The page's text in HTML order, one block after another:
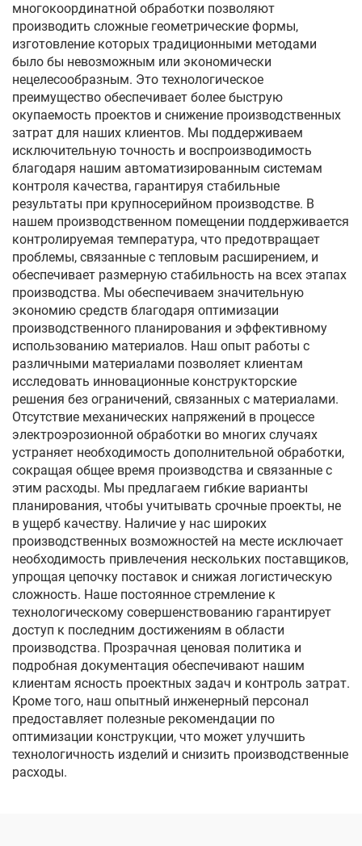
многокоординатной обработки позволяют
производить сложные геометрические формы,
изготовление которых традиционными методами
было бы невозможным или экономически
нецелесообразным. Это технологическое
преимущество обеспечивает более быструю
окупаемость проектов и снижение производственных
затрат для наших клиентов. Мы поддерживаем
исключительную точность и воспроизводимость
благодаря нашим автоматизированным системам
контроля качества, гарантируя стабильные
результаты при крупносерийном производстве. В
нашем производственном помещении поддерживается
контролируемая температура, что предотвращает
проблемы, связанные с тепловым расширением, и
обеспечивает размерную стабильность на всех этапах
производства. Мы обеспечиваем значительную
экономию средств благодаря оптимизации
производственного планирования и эффективному
использованию материалов. Наш опыт работы с
различными материалами позволяет клиентам
исследовать инновационные конструкторские
решения без ограничений, связанных с материалами.
Отсутствие механических напряжений в процессе
электроэрозионной обработки во многих случаях
устраняет необходимость дополнительной обработки,
сокращая общее время производства и связанные с
этим расходы. Мы предлагаем гибкие варианты
планирования, чтобы учитывать срочные проекты, не
в ущерб качеству. Наличие у нас широких
производственных возможностей на месте исключает
необходимость привлечения нескольких поставщиков,
упрощая цепочку поставок и снижая логистическую
сложность. Наше постоянное стремление к
технологическому совершенствованию гарантирует
доступ к последним достижениям в области
производства. Прозрачная ценовая политика и
подробная документация обеспечивают нашим
клиентам ясность проектных задач и контроль затрат.
Кроме того, наш опытный инженерный персонал
предоставляет полезные рекомендации по
оптимизации конструкции, что может улучшить
технологичность изделий и снизить производственные
расходы.